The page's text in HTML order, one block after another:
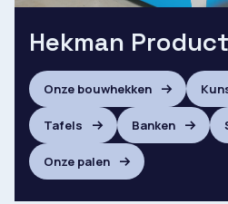
Hekman
Onze bouwhekken
Tafels Banken
Onze palen